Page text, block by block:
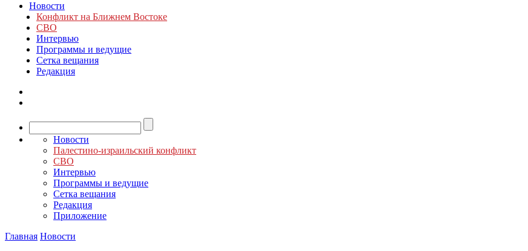
Новости
Конфликт на Ближнем Востоке
СВО
Интервью
Программы и ведущие
Сетка вещания
Редакция
Новости
Палестино-израильский конфликт
СВО
Интервью
Программы и ведущие
Сетка вещания
Редакция
Приложение
Главная Новости